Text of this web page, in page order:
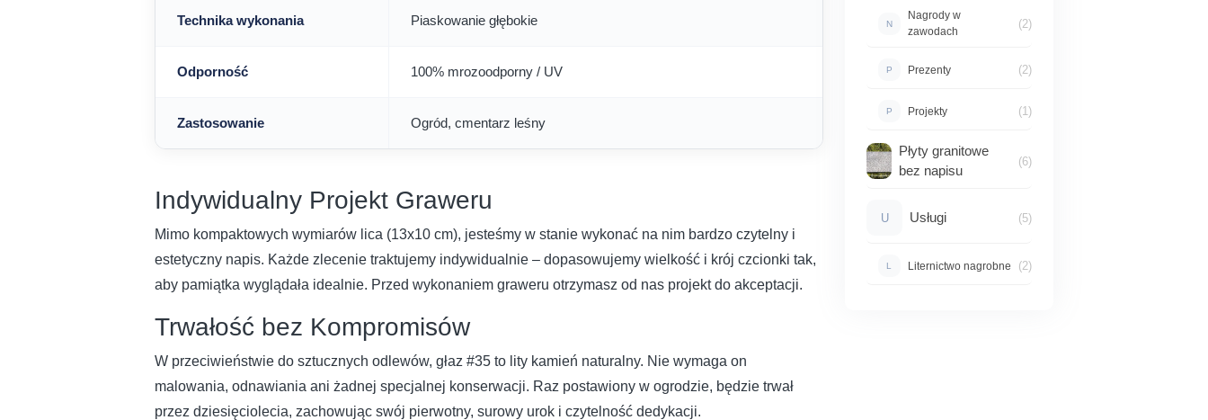
Technika wykonania Piaskowanie głębokie
Odporność 100% mrozoodporny / UV
Zastosowanie Ogród, cmentarz leśny
Indywidualny Projekt Graweru
Mimo kompaktowych wymiarów lica (13x10 cm), jesteśmy w stanie wykonać na nim bardzo czytelny i
estetyczny napis. Każde zlecenie traktujemy indywidualnie – dopasowujemy wielkość i krój czcionki tak,
aby pamiątka wyglądała idealnie. Przed wykonaniem graweru otrzymasz od nas projekt do akceptacji.
Trwałość bez Kompromisów
W przeciwieństwie do sztucznych odlewów, głaz #35 to lity kamień naturalny. Nie wymaga on
malowania, odnawiania ani żadnej specjalnej konserwacji. Raz postawiony w ogrodzie, będzie trwał
przez dziesięciolecia, zachowując swój pierwotny, surowy urok i czytelność dedykacji.
N
Nagrody w
zawodach
(2)
P Prezenty (2)
P Projekty (1)
Płyty granitowe
bez napisu
(6)
U Usługi (5)
L Liternictwo nagrobne (2)